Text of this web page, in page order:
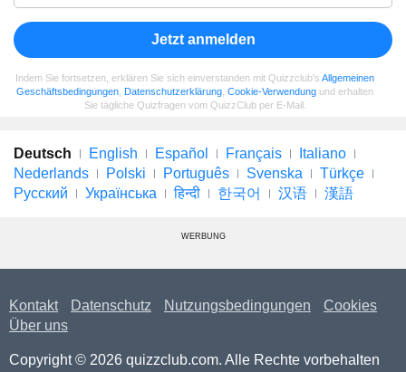
Jetzt anmelden
Indem Sie fortsetzen, erklären Sie sich einverstanden mit Quizzclub's Allgemeinen
Geschäftsbedingungen Datenschutzerklärung Cookie-Verwendung und erhalten
Sie tägliche Quizfragen vom QuizzClub per E-Mail.
Deutsch English Español Français
Italiano
Nederlands
Polski Português Svenska
Türkçe
Русский
Українська हिन्दी 한국어 汉语 漢語
WERBUNG
Kontakt Datenschutz Nutzungsbedingungen
Cookies
Über uns
Copyright © 2026 quizzclub.com. Alle Rechte vorbehalten